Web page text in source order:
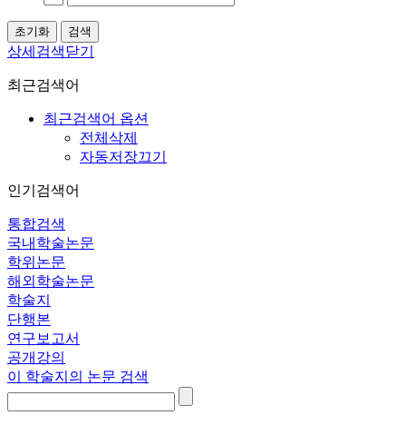
상세검색닫기
최근검색어
최근검색어 옵션
전체삭제
자동저장끄기
인기검색어
통합검색
국내학술논문
학위논문
해외학술논문
학술지
단행본
연구보고서
공개강의
이 학술지의 논문 검색